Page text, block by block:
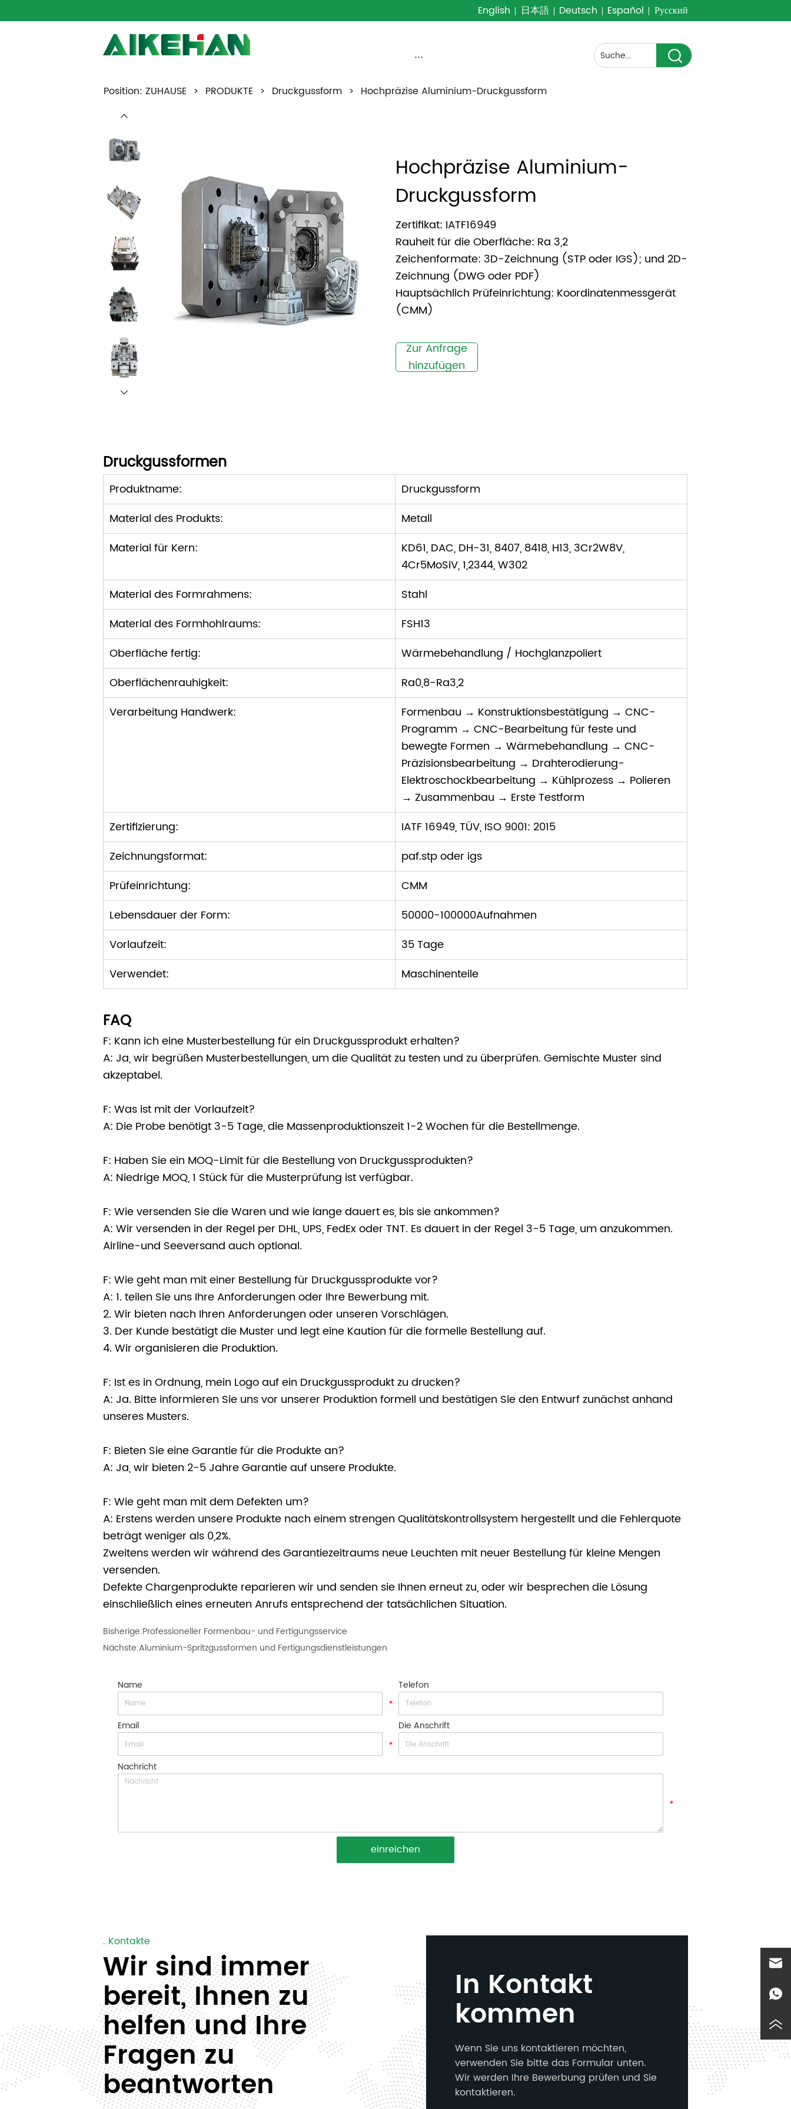
English 日本語 Deutsch Español Русский
···
Position: ZUHAUSE > PRODUKTE > Druckgussform > Hochpräzise Aluminium-Druckgussform
Hochpräzise Aluminium-
Druckgussform
Zertifikat: IATF16949
Rauheit für die Oberfläche: Ra 3,2
Zeichenformate: 3D-Zeichnung (STP oder IGS); und 2D-
Zeichnung (DWG oder PDF)
Hauptsächlich Prüfeinrichtung: Koordinatenmessgerät
(CMM)
Zur Anfrage
hinzufügen
Druckgussformen
Produktname:
Druckgussform
Material des Produkts:
Metall
Material für Kern:
KD61, DAC, DH-31, 8407, 8418, H13, 3Cr2W8V,
4Cr5MoSiV, 1,2344, W302
Material des Formrahmens:
Stahl
Material des Formhohlraums:
FSH13
Oberfläche fertig:
Wärmebehandlung / Hochglanzpoliert
Oberflächenrauhigkeit:
Ra0,8-Ra3,2
Verarbeitung Handwerk:
Formenbau → Konstruktionsbestätigung → CNC-
Programm → CNC-Bearbeitung für feste und
bewegte Formen → Wärmebehandlung → CNC-
Präzisionsbearbeitung → Drahterodierung-
Elektroschockbearbeitung → Kühlprozess → Polieren
→ Zusammenbau → Erste Testform
Zertifizierung:
IATF 16949, TÜV, ISO 9001: 2015
Zeichnungsformat:
paf.stp oder igs
Prüfeinrichtung:
CMM
Lebensdauer der Form:
50000-100000Aufnahmen
Vorlaufzeit:
35 Tage
Verwendet:
Maschinenteile
FAQ
F: Kann ich eine Musterbestellung für ein Druckgussprodukt erhalten?
A: Ja, wir begrüßen Musterbestellungen, um die Qualität zu testen und zu überprüfen. Gemischte Muster sind
akzeptabel.
F: Was ist mit der Vorlaufzeit?
A: Die Probe benötigt 3-5 Tage, die Massenproduktionszeit 1-2 Wochen für die Bestellmenge.
F: Haben Sie ein MOQ-Limit für die Bestellung von Druckgussprodukten?
A: Niedrige MOQ, 1 Stück für die Musterprüfung ist verfügbar.
F: Wie versenden Sie die Waren und wie lange dauert es, bis sie ankommen?
A: Wir versenden in der Regel per DHL, UPS, FedEx oder TNT. Es dauert in der Regel 3-5 Tage, um anzukommen.
Airline-und Seeversand auch optional.
F: Wie geht man mit einer Bestellung für Druckgussprodukte vor?
A: 1. teilen Sie uns Ihre Anforderungen oder Ihre Bewerbung mit.
2. Wir bieten nach Ihren Anforderungen oder unseren Vorschlägen.
3. Der Kunde bestätigt die Muster und legt eine Kaution für die formelle Bestellung auf.
4. Wir organisieren die Produktion.
F: Ist es in Ordnung, mein Logo auf ein Druckgussprodukt zu drucken?
A: Ja. Bitte informieren Sie uns vor unserer Produktion formell und bestätigen Sie den Entwurf zunächst anhand
unseres Musters.
F: Bieten Sie eine Garantie für die Produkte an?
A: Ja, wir bieten 2-5 Jahre Garantie auf unsere Produkte.
F: Wie geht man mit dem Defekten um?
A: Erstens werden unsere Produkte nach einem strengen Qualitätskontrollsystem hergestellt und die Fehlerquote
beträgt weniger als 0,2%.
Zweitens werden wir während des Garantiezeitraums neue Leuchten mit neuer Bestellung für kleine Mengen
versenden.
Defekte Chargenprodukte reparieren wir und senden sie Ihnen erneut zu, oder wir besprechen die Lösung
einschließlich eines erneuten Anrufs entsprechend der tatsächlichen Situation.
Bisherige:Professioneller Formenbau- und Fertigungsservice
Nächste:Aluminium-Spritzgussformen und Fertigungsdienstleistungen
Name
*
Telefon
Email
*
Die Anschrift
Nachricht
*
einreichen
. Kontakte
Wir sind immer
bereit, Ihnen zu
helfen und Ihre
Fragen zu
beantworten
In Kontakt
kommen
Wenn Sie uns kontaktieren möchten,
verwenden Sie bitte das Formular unten.
Wir werden Ihre Bewerbung prüfen und Sie
kontaktieren.